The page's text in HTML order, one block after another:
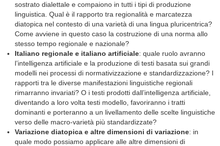
sostrato dialettale e compaiono in tutti i tipi di produzione
linguistica. Qual è il rapporto tra regionalità e marcatezza
diatopica nel contesto di una varietà di una lingua pluricentrica?
Come avviene in questo caso la costruzione di una norma allo
stesso tempo regionale e nazionale?
Italiano regionale e italiano artificiale: quale ruolo avranno
l’intelligenza artificiale e la produzione di testi basata sui grandi
modelli nei processi di normativizzazione e standardizzazione? I
rapporti tra le diverse manifestazioni linguistiche regionali
rimarranno invariati? O i testi prodotti dall’intelligenza artificiale,
diventando a loro volta testi modello, favoriranno i tratti
dominanti e porteranno a un livellamento delle scelte linguistiche
verso delle macro-varietà più standardizzate?
Variazione diatopica e altre dimensioni di variazione: in
quale modo possiamo applicare alle altre dimensioni di